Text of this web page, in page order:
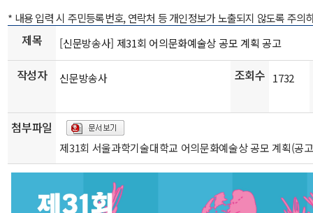
* 내용 입력 시 주민등록번호, 연락처 등 개인정보가 노출되지 않도록 주의
제목 [신문방송사] 제31회 어의문화예술상 공모 계획 공고
작성자 신문방송사 조회수 1732
첨부파일
제31회 서울과학기술대학교 어의문화예술상 공모 계획(공